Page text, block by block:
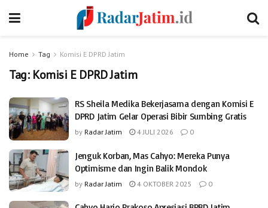
Home Tag Komisi E DPRD Jatim
Tag: Komisi E DPRD Jatim
RS Sheila Medika Bekerjasama dengan Komisi E
DPRD Jatim Gelar Operasi Bibir Sumbing Gratis
by Radar Jatim 4 JULI 2026 0
Jenguk Korban, Mas Cahyo: Mereka Punya
Optimisme dan Ingin Balik Mondok
by Radar Jatim 4 OKTOBER 2025 0